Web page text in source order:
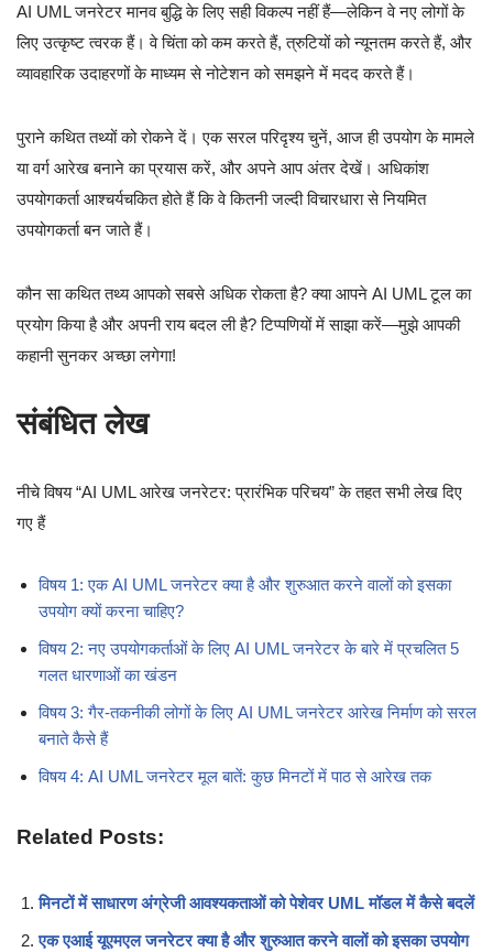
AI UML जनरेटर मानव बुद्धि के लिए सही विकल्प नहीं हैं—लेकिन वे नए लोगों के
लिए उत्कृष्ट त्वरक हैं। वे चिंता को कम करते हैं, त्रुटियों को न्यूनतम करते हैं, और
व्यावहारिक उदाहरणों के माध्यम से नोटेशन को समझने में मदद करते हैं।
पुराने कथित तथ्यों को रोकने दें। एक सरल परिदृश्य चुनें, आज ही उपयोग के मामले
या वर्ग आरेख बनाने का प्रयास करें, और अपने आप अंतर देखें। अधिकांश
उपयोगकर्ता आश्चर्यचकित होते हैं कि वे कितनी जल्दी विचारधारा से नियमित
उपयोगकर्ता बन जाते हैं।
कौन सा कथित तथ्य आपको सबसे अधिक रोकता है? क्या आपने AI UML टूल का
प्रयोग किया है और अपनी राय बदल ली है? टिप्पणियों में साझा करें—मुझे आपकी
कहानी सुनकर अच्छा लगेगा!
संबंधित लेख
नीचे विषय “AI UML आरेख जनरेटर: प्रारंभिक परिचय” के तहत सभी लेख दिए
गए हैं
विषय 1: एक AI UML जनरेटर क्या है और शुरुआत करने वालों को इसका
उपयोग क्यों करना चाहिए?
विषय 2: नए उपयोगकर्ताओं के लिए AI UML जनरेटर के बारे में प्रचलित 5
गलत धारणाओं का खंडन
विषय 3: गैर-तकनीकी लोगों के लिए AI UML जनरेटर आरेख निर्माण को सरल
बनाते कैसे हैं
विषय 4: AI UML जनरेटर मूल बातें: कुछ मिनटों में पाठ से आरेख तक
Related Posts:
मिनटों में साधारण अंग्रेजी आवश्यकताओं को पेशेवर UML मॉडल में कैसे बदलें
एक एआई यूएमएल जनरेटर क्या है और शुरुआत करने वालों को इसका उपयोग